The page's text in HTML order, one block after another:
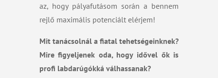
az, hogy pályafutásom során a bennem
rejlő maximális potenciált elérjem!
Mit tanácsolnál afiatal tehetségeinknek?
Mire figyeljenek oda, hogy idővel ők is
profi labdarúgókká válhassanak?